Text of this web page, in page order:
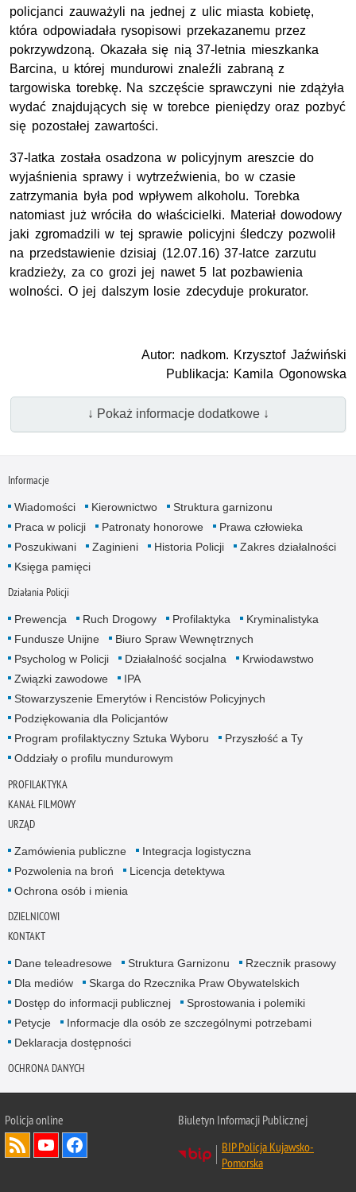
policjanci zauważyli na jednej z ulic miasta kobietę,
która odpowiadała rysopisowi przekazanemu przez
pokrzywdzoną. Okazała się nią 37-letnia mieszkanka
Barcina, u której mundurowi znaleźli zabraną z
targowiska torebkę. Na szczęście sprawczyni nie zdążyła
wydać znajdujących się w torebce pieniędzy oraz pozbyć
się pozostałej zawartości.
37-latka została osadzona w policyjnym areszcie do
wyjaśnienia sprawy i wytrzeźwienia, bo w czasie
zatrzymania była pod wpływem alkoholu. Torebka
natomiast już wróciła do właścicielki. Materiał dowodowy
jaki zgromadzili w tej sprawie policyjni śledczy pozwolił
na przedstawienie dzisiaj (12.07.16) 37-latce zarzutu
kradzieży, za co grozi jej nawet 5 lat pozbawienia
wolności. O jej dalszym losie zdecyduje prokurator.
Autor: nadkom. Krzysztof Jaźwiński
Publikacja: Kamila Ogonowska
↓ Pokaż informacje dodatkowe ↓
Informacje
Wiadomości Kierownictwo
Struktura garnizonu
Praca w policji
Patronaty honorowe
Prawa człowieka
Poszukiwani
Zaginieni Historia Policji
Zakres działalności
Księga pamięci
Działania Policji
Prewencja Ruch Drogowy Profilaktyka
Kryminalistyka
Fundusze Unijne
Biuro Spraw Wewnętrznych
Psycholog w Policji
Działalność socjalna
Krwiodawstwo
Związki zawodowe
IPA
Stowarzyszenie Emerytów i Rencistów Policyjnych
Podziękowania dla Policjantów
Program profilaktyczny Sztuka Wyboru
Przyszłość a Ty
Oddziały o profilu mundurowym
PROFILAKTYKA
KANAŁ FILMOWY
URZĄD
Zamówienia publiczne
Integracja logistyczna
Pozwolenia na broń
Licencja detektywa
Ochrona osób i mienia
DZIELNICOWI
KONTAKT
Dane teleadresowe Struktura Garnizonu
Rzecznik prasowy
Dla mediów
Skarga do Rzecznika Praw Obywatelskich
Dostęp do informacji publicznej
Sprostowania i polemiki
Petycje
Informacje dla osób ze szczególnymi potrzebami
Deklaracja dostępności
OCHRONA DANYCH
Policja online
Biuletyn Informacji Publicznej
BIP Policja Kujawsko-
Pomorska